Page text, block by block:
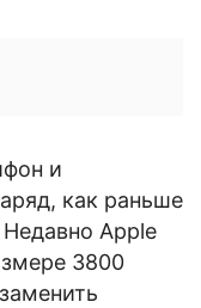
и
как раньше
Apple
3800